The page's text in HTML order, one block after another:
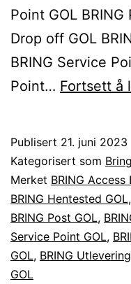
Point GOL
Drop off GOL
BRING Service
Point… Fortsett å
Publisert 21. juni 2023
Kategorisert som Bring
Merket BRING Access
BRING Hentested GOL,
BRING Post GOL,
Service Point GOL,
GOL, BRING
GOL